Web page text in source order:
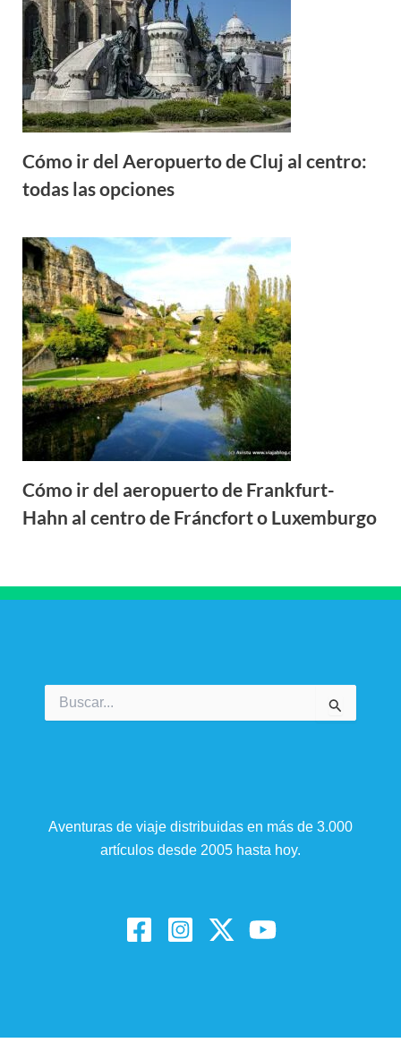
Cómo ir del Aeropuerto de Cluj al centro:
todas las opciones
Cómo ir del aeropuerto de Frankfurt-
Hahn al centro de Fráncfort o Luxemburgo
por:
Aventuras de viaje distribuidas en más de 3.000
artículos desde 2005 hasta hoy.